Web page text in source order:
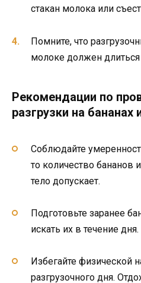
стакан молока или
Помните, что
молоке должен
Рекомендации по
разгрузки на бананах
Соблюдайте
то количество бананов
тело допускает.
Подготовьте заранее
искать их в течение дня.
Избегайте физической
разгрузочного дня.